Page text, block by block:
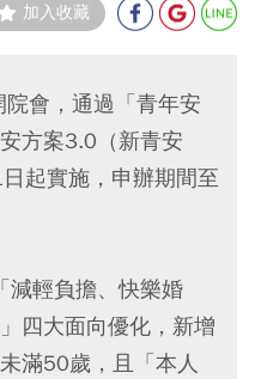
加入收藏
會，通過「青年安
方案3.0（新青安
起實施，申辦期間至
減輕負擔、快樂婚
四大面向優化，新增
滿50歲，且「本人